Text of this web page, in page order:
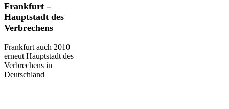
Frankfurt
–
Hauptstadt
des
Frankfurt –
Hauptstadt des
Verbrechens
Frankfurt auch 2010
erneut Hauptstadt des
Verbrechens in
Deutschland